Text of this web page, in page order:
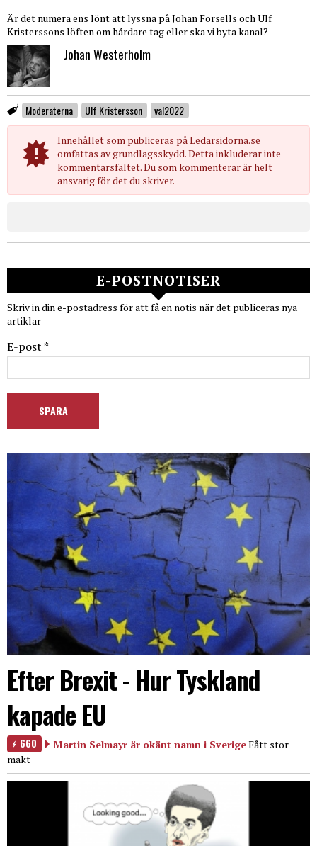
Är det numera ens lönt att lyssna på Johan Forsells och Ulf
Kristerssons löften om hårdare tag eller ska vi byta kanal?
Johan Westerholm
Moderaterna Ulf Kristersson val2022
Innehållet som publiceras på Ledarsidorna.se
omfattas av grundlagsskydd. Detta inkluderar inte
kommentarsfältet. Du som kommenterar är helt
ansvarig för det du skriver.
E-POSTNOTISER
Skriv in din e-postadress för att få en notis när det publiceras nya
artiklar
E-post *
Efter Brexit - Hur Tyskland
kapade EU
660 Martin Selmayr är okänt namn i SverigeFått stor
makt